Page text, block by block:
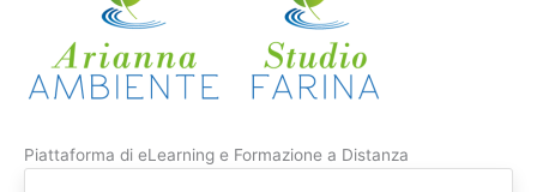
Piattaforma di eLearning e Formazione a Distanza